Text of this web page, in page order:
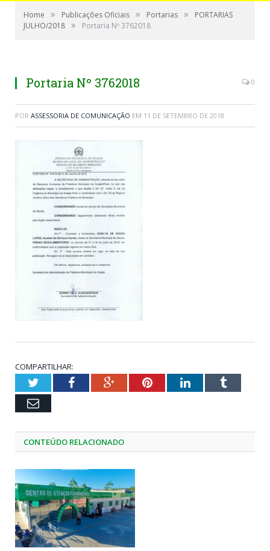
Home » Publicações Oficiais » Portarias »
PORTARIAS
JULHO/2018 » Portaria Nº 3762018
Portaria Nº 3762018 0
POR ASSESSORIA DE COMUNICAÇÃO EM 11 DE SETEMBRO DE 2018
COMPARTILHAR:
TwitterFacebookGoogle+PinterestLinkedInTumblr
Email
CONTEÚDO RELACIONADO